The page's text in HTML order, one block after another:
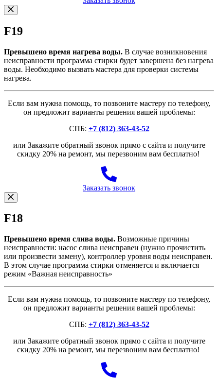
F19
Превышено время нагрева воды. В случае возникновения
неисправности программа стирки будет завершена без нагрева
воды. Необходимо вызвать мастера для проверки системы
нагрева.
Если вам нужна помощь, то позвоните мастеру по телефону,
он предложит варианты решения вашей проблемы:
СПБ: +7 (812) 363-43-52
или Закажите обратный звонок прямо с сайта и получите
скидку 20% на ремонт, мы перезвоним вам бесплатно!
Заказать звонок
F18
Превышено время слива воды. Возможные причины
неисправности: насос слива неисправен (нужно прочистить
или произвести замену), контроллер уровня воды неисправен.
В этом случае программа стирки отменяется и включается
режим «Важная неисправность»
Если вам нужна помощь, то позвоните мастеру по телефону,
он предложит варианты решения вашей проблемы:
СПБ: +7 (812) 363-43-52
или Закажите обратный звонок прямо с сайта и получите
скидку 20% на ремонт, мы перезвоним вам бесплатно!